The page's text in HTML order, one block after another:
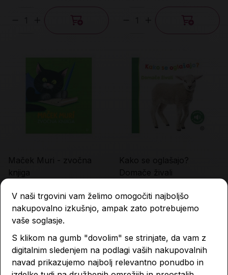
Količina Količina
Maček Muri - zvočna
knjiga
22,98 €
Količina
Kako se oglašajo?
Domače živali
19,99 €
V naši trgovini vam želimo omogočiti najboljšo
nakupovalno izkušnjo, ampak zato potrebujemo
vaše soglasje.
S klikom na gumb "dovolim" se strinjate, da vam z
digitalnim sledenjem na podlagi vaših nakupovalnih
navad prikazujemo najbolj relevantno ponudbo in